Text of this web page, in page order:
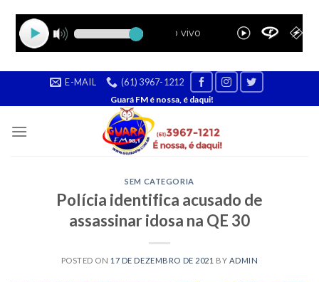
E-MAIL (61) 3967-1212
Guará FM é nossa, é daqui!
SEM CATEGORIA
Polícia identifica acusado de
assassinar idosa na QE 30
POSTED ON 17 DE DEZEMBRO DE 2021 BY ADMIN